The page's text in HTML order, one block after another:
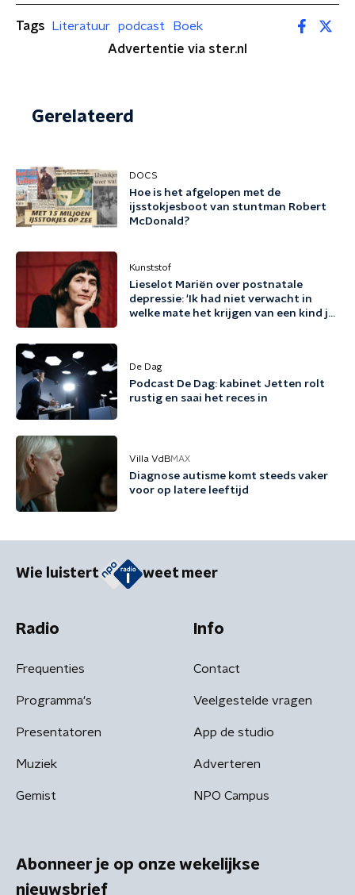
Tags Literatuur podcast
Boek
Advertentie via ster.nl
Gerelateerd
DOCS
Hoe is het afgelopen met de
ijsstokjesboot van stuntman Robert
McDonald?
Kunststof
Lieselot Mariën over postnatale
depressie: 'Ik had niet verwacht in
welke mate het krijgen van een kind je
De Dag
Podcast De Dag: kabinet Jetten rolt
rustig en saai het reces in
Villa VdBMAX
Diagnose autisme komt steeds vaker
voor op latere leeftijd
Wie luistert weet meer
Radio
Frequenties
Programma's
Presentatoren
Muziek
Gemist
Info
Contact
Veelgestelde vragen
App de studio
Adverteren
NPO Campus
Abonneer je op onze wekelijkse
nieuwsbrief